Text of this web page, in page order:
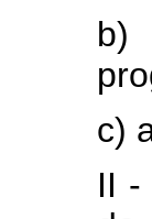
b)
c)
II -